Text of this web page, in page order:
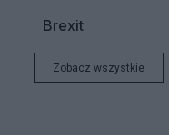
Brexit
Zobacz wszystkie